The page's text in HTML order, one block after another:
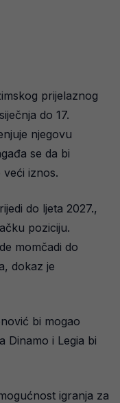
prijelaznog
do 17.
njegovu
se da bi
veći iznos.
do ljeta 2027.,
poziciju.
momčadi do
dokaz je
bi mogao
Dinamo i Legia bi
igranja za